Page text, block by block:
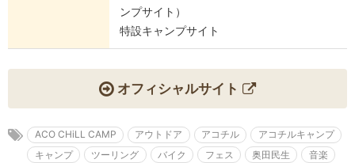
ンプサイト）
特設キャンプサイト
オフィシャルサイト
ACO CHiLL CAMP アウトドア アコチル
アコチルキャンプ
キャンプ
ツーリング バイク フェス 奥田民生 音楽